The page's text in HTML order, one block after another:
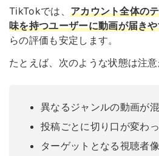
TikTokでは、 アカウント全体の
味を持つユーザーに動画が届き
らの評価も安定します。
たとえば、次のような状態は注意
異なるジャンルの動画が
投稿ごとに切り口が変わ
ターゲットとなる視聴者